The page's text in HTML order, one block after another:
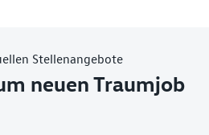
Stellenangebote
neuen Traumjob